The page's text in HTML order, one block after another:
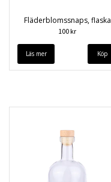
Fläderblomssnaps, flaska
100 kr
Läs mer